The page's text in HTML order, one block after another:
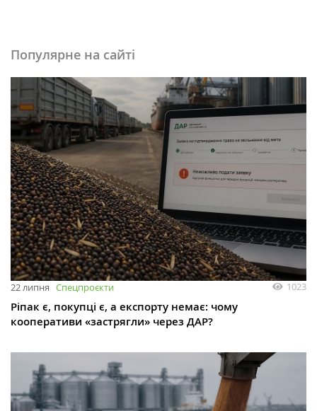
Популярне на сайті
22 липня Спецпроєкти 1023
Ріпак є, покупці є, а експорту немає: чому
кооперативи «застрягли» через ДАР?